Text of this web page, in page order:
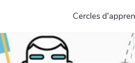
Aller au contenu principal
Cercles